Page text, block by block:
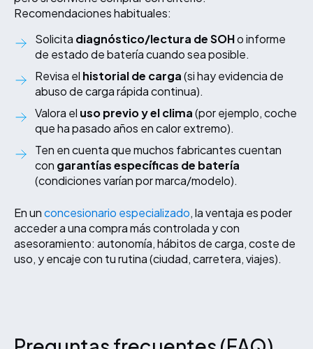
Recomendaciones habituales:
Solicita diagnóstico/lectura de SOHo informe
de estado de batería cuando sea posible.
Revisa el historial de carga(si hay evidencia de
abuso de carga rápida continua).
Valora el uso previo y el clima(por ejemplo, coche
que ha pasado años en calor extremo).
Ten en cuenta que muchos fabricantes cuentan
con garantías específicas de batería
(condiciones varían por marca/modelo).
En unconcesionario especializado, la ventaja es poder
acceder a una compra más controlada y con
asesoramiento: autonomía, hábitos de carga, coste de
uso, y encaje con tu rutina (ciudad, carretera, viajes).